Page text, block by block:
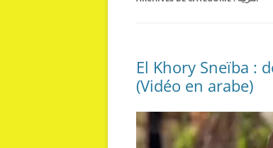
El Khory Sneïba :
(Vidéo en arabe)
Lecteur
vidéo